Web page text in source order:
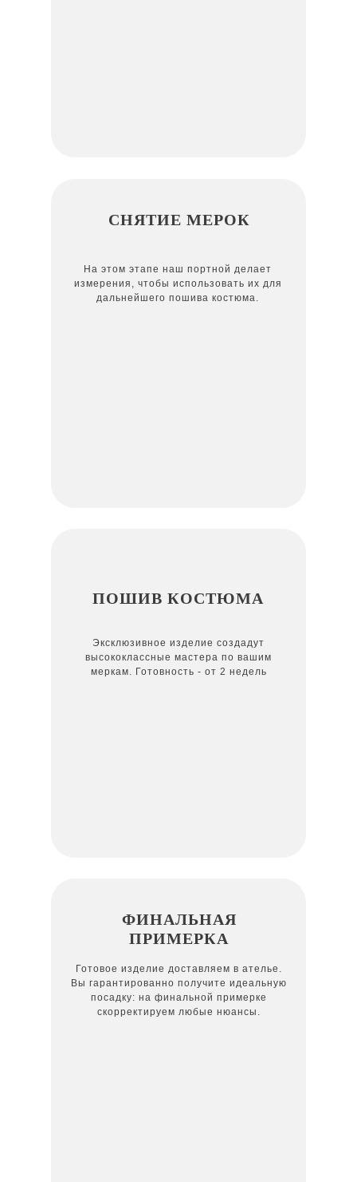
Готовое изделие доставляем в ателье.
Вы гарантированно получите идеальную
посадку: на финальной примерке
скорректируем любые нюансы.
ФИНАЛЬНАЯ
ПРИМЕРКА
Эксклюзивное изделие создадут
высококлассные мастера по вашим
меркам. Готовность - от 2 недель
ПОШИВ КОСТЮМА
На этом этапе наш портной делает
измерения, чтобы использовать их для
дальнейшего пошива костюма.
СНЯТИЕ МЕРОК